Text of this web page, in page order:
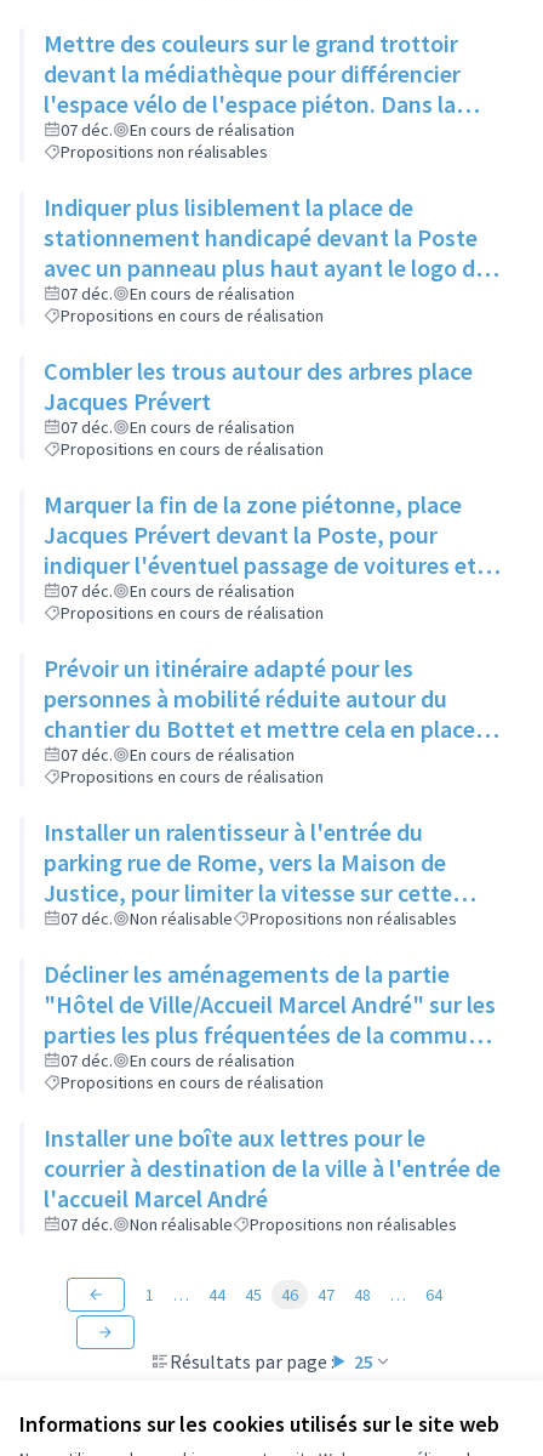
Informations sur les cookies utilisés sur le site web
Mettre des couleurs sur le grand trottoir
devant la médiathèque pour différencier
l'espace vélo de l'espace piéton. Dans la
même idée, une signalétique colorée
permettrait de mieux se repérer
07 déc.
En cours de réalisation
Propositions non réalisables
Indiquer plus lisiblement la place de
stationnement handicapé devant la Poste
avec un panneau plus haut ayant le logo du
fauteuil sur toutes les faces
07 déc.
En cours de réalisation
Propositions en cours de réalisation
Combler les trous autour des arbres place
Jacques Prévert
07 déc.
En cours de réalisation
Propositions en cours de réalisation
Marquer la fin de la zone piétonne, place
Jacques Prévert devant la Poste, pour
indiquer l'éventuel passage de voitures et
rajouter un passage piéton
07 déc.
En cours de réalisation
Propositions en cours de réalisation
Prévoir un itinéraire adapté pour les
personnes à mobilité réduite autour du
chantier du Bottet et mettre cela en place
sur l'ensemble des chantiers de la ville
07 déc.
En cours de réalisation
Propositions en cours de réalisation
Installer un ralentisseur à l'entrée du
parking rue de Rome, vers la Maison de
Justice, pour limiter la vitesse sur cette
ligne droite
07 déc. Non réalisable Propositions non réalisables
Décliner les aménagements de la partie
"Hôtel de Ville/Accueil Marcel André" sur les
parties les plus fréquentées de la commune
comme la place de la Poste, le parvis des
collèges et lycées...
07 déc.
En cours de réalisation
Propositions en cours de réalisation
Installer une boîte aux lettres pour le
courrier à destination de la ville à l'entrée de
l'accueil Marcel André
07 déc. Non réalisable Propositions non réalisables
Résultats par page : 25
1 … 44 45 46 47 48 … 64